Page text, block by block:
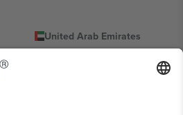
United Arab Emirates
Building A1, Office 302, Dubai,